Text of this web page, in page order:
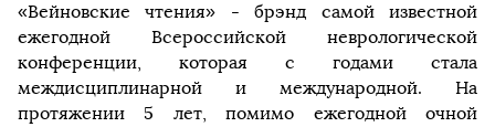
«Вейновские чтения» - брэнд самой известной
ежегодной Всероссийской неврологической
конференции, которая с годами стала
междисциплинарной и международной. На
протяжении 5 лет, помимо ежегодной очной